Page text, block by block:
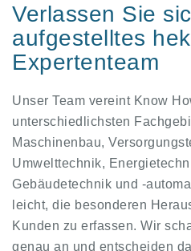
Verlassen Sie
aufgestelltes
Expertenteam
Unser Team vereint Know
unterschiedlichsten
Maschinenbau,
Umwelttechnik,
Gebäudetechnik und -
leicht, die besonderen
Kunden zu erfassen. Wir
genau an und entscheiden